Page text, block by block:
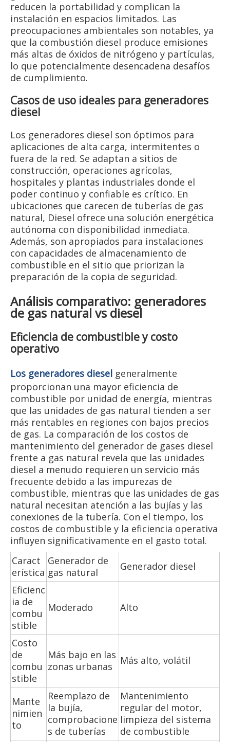
reducen la portabilidad y complican la
instalación en espacios limitados. Las
preocupaciones ambientales son notables, ya
que la combustión diesel produce emisiones
más altas de óxidos de nitrógeno y partículas,
lo que potencialmente desencadena desafíos
de cumplimiento.
Casos de uso ideales para generadores
diesel
Los generadores diesel son óptimos para
aplicaciones de alta carga, intermitentes o
fuera de la red. Se adaptan a sitios de
construcción, operaciones agrícolas,
hospitales y plantas industriales donde el
poder continuo y confiable es crítico. En
ubicaciones que carecen de tuberías de gas
natural, Diesel ofrece una solución energética
autónoma con disponibilidad inmediata.
Además, son apropiados para instalaciones
con capacidades de almacenamiento de
combustible en el sitio que priorizan la
preparación de la copia de seguridad.
Análisis comparativo: generadores
de gas natural vs diesel
Eficiencia de combustible y costo
operativo
Los generadores diesel generalmente
proporcionan una mayor eficiencia de
combustible por unidad de energía, mientras
que las unidades de gas natural tienden a ser
más rentables en regiones con bajos precios
de gas. La comparación de los costos de
mantenimiento del generador de gases diesel
frente a gas natural revela que las unidades
diesel a menudo requieren un servicio más
frecuente debido a las impurezas de
combustible, mientras que las unidades de gas
natural necesitan atención a las bujías y las
conexiones de la tubería. Con el tiempo, los
costos de combustible y la eficiencia operativa
influyen significativamente en el gasto total.
Caract
erística
Generador de
gas natural
Generador diesel
Eficienc
ia de
combu
stible
Moderado Alto
Costo
de
combu
stible
Más bajo en las
zonas urbanas
Más alto, volátil
Mante
nimien
to
Reemplazo de
la bujía,
comprobacione
s de tuberías
Mantenimiento
regular del motor,
limpieza del sistema
de combustible